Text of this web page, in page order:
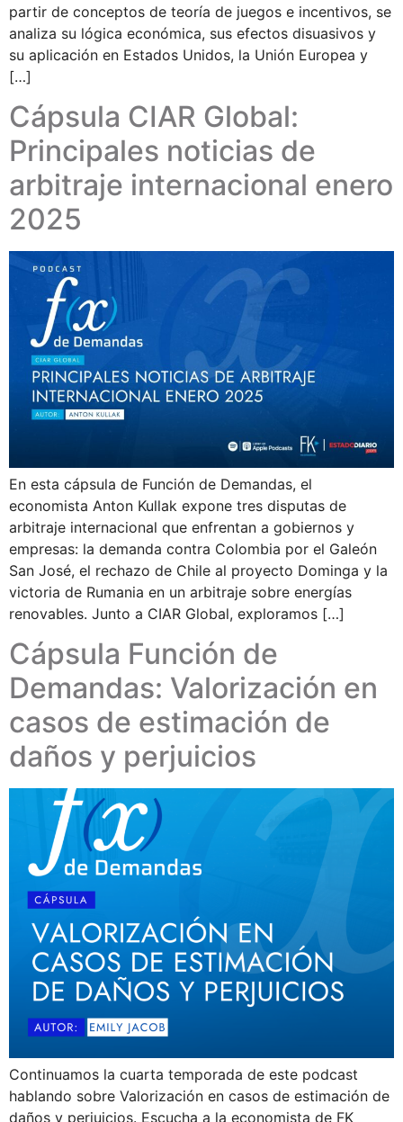
partir de conceptos de teoría de juegos e incentivos, se
analiza su lógica económica, sus efectos disuasivos y
su aplicación en Estados Unidos, la Unión Europea y
[…]
Cápsula CIAR Global:
Principales noticias de
arbitraje internacional enero
2025
En esta cápsula de Función de Demandas, el
economista Anton Kullak expone tres disputas de
arbitraje internacional que enfrentan a gobiernos y
empresas: la demanda contra Colombia por el Galeón
San José, el rechazo de Chile al proyecto Dominga y la
victoria de Rumania en un arbitraje sobre energías
renovables. Junto a CIAR Global, exploramos […]
Cápsula Función de
Demandas: Valorización en
casos de estimación de
daños y perjuicios
Continuamos la cuarta temporada de este podcast
hablando sobre Valorización en casos de estimación de
daños y perjuicios. Escucha a la economista de FK